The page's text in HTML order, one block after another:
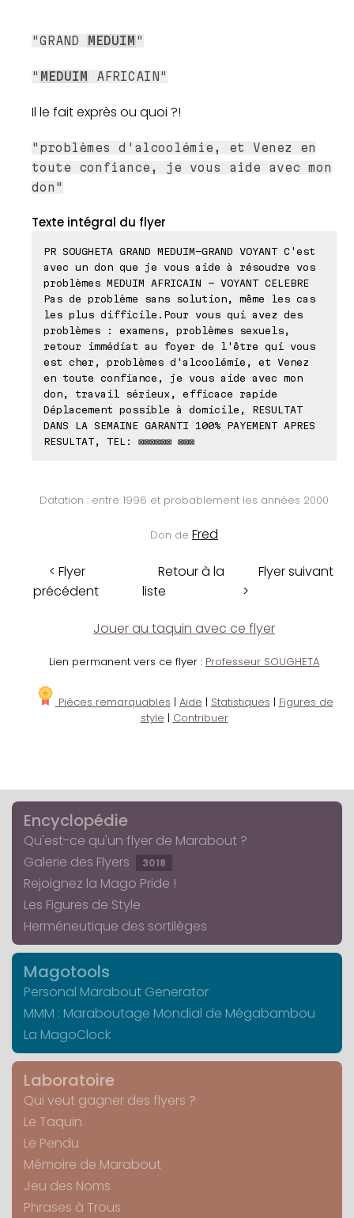
"GRAND MEDUIM "
" MEDUIM AFRICAIN"
Il le fait exprès ou quoi ?!
"problèmes d'alcoolémie, et Venez en
toute confiance, je vous aide avec mon
don"
Texte intégral du flyer
PR SOUGHETA GRAND MEDUIM-GRAND VOYANT C'est
avec un don que je vous aide à résoudre vos
problèmes MEDUIM AFRICAIN - VOYANT CELEBRE
Pas de problème sans solution, même les cas
les plus difficile.Pour vous qui avez des
problèmes : examens, problèmes sexuels,
retour immédiat au foyer de l'être qui vous
est cher, problèmes d'alcoolémie, et Venez
en toute confiance, je vous aide avec mon
don, travail sérieux, efficace rapide
Déplacement possible à domicile, RESULTAT
DANS LA SEMAINE GARANTI 100% PAYEMENT APRES
RESULTAT, TEL: ⊠⊠⊠⊠⊠⊠ ⊠⊠⊠
Datation : entre 1996 et probablement les années 2000
Don de Fred
< Flyer
précédent
Retour à la
liste
Flyer suivant
>
Jouer au taquin avec ce flyer
Lien permanent vers ce flyer : Professeur SOUGHETA
Pièces remarquables | Aide | Statistiques | Figures de
style | Contribuer
Encyclopédie
Qu'est-ce qu'un flyer de Marabout ?
Galerie des Flyers
3018
Rejoignez la Mago Pride !
Les Figures de Style
Herméneutique des sortilèges
Magotools
Personal Marabout Generator
MMM : Maraboutage Mondial de Mégabambou
La MagoClock
Laboratoire
Qui veut gagner des flyers ?
Le Taquin
Le Pendu
Mémoire de Marabout
Jeu des Noms
Phrases à Trous